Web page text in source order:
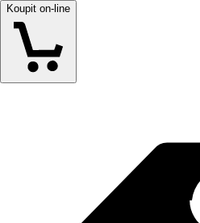
Koupit on-line